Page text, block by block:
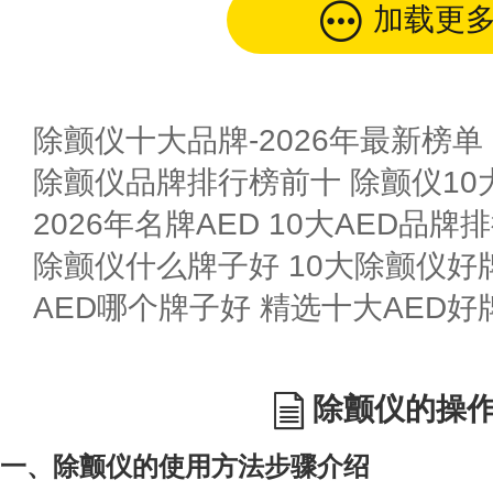
加载更
除颤仪十大品牌-2026年最新榜单
除颤仪品牌排行榜前十 除颤仪10
2026年名牌AED 10大AED品牌
除颤仪什么牌子好 10大除颤仪好
AED哪个牌子好 精选十大AED好
除颤仪的操
一、除颤仪的使用方法步骤介绍